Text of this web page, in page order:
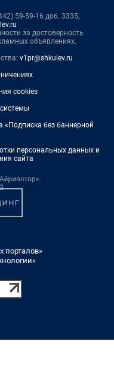
59-59-16 доб. 3335,
за достоверность
объявлениях.
v1pr@shkulev.ru
cookies
«Подписка без баннерной
персональных данных и
сайта
порталов»